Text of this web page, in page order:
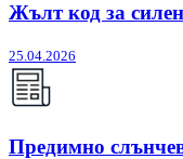
Жълт код за
25.04.2026
Предимно